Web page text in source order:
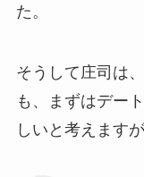
た。
そうして庄司は
も、まずはデー
しいと考えます